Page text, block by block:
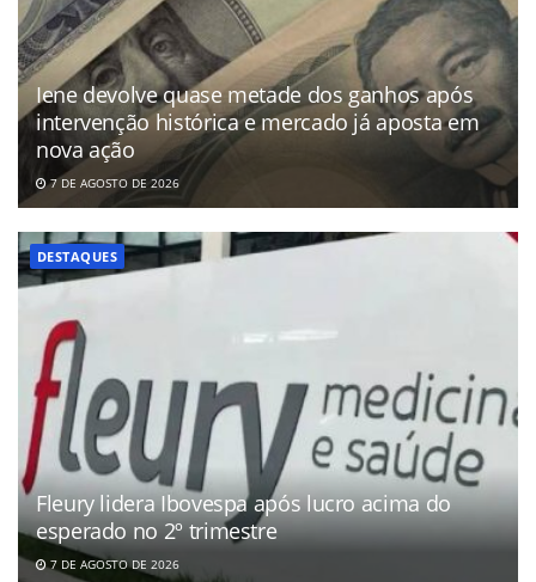
Iene devolve quase metade dos ganhos após
intervenção histórica e mercado já aposta em
nova ação
7 DE AGOSTO DE 2026
DESTAQUES
Fleury lidera Ibovespa após lucro acima do
esperado no 2º trimestre
7 DE AGOSTO DE 2026